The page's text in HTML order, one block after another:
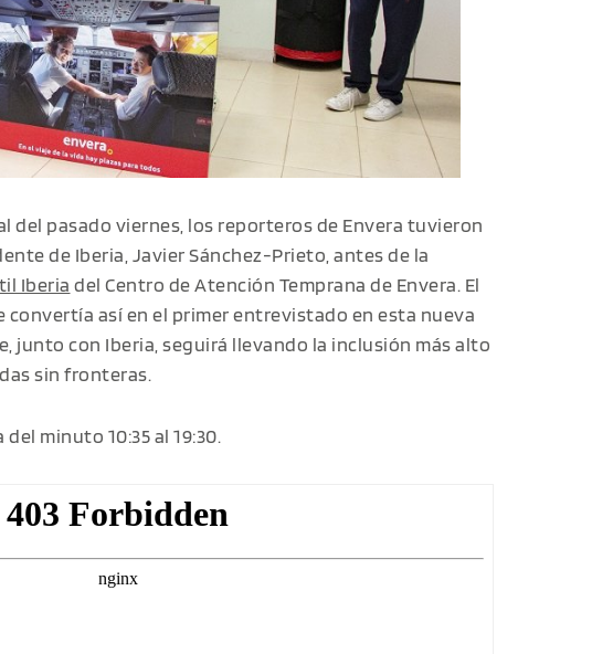
del pasado viernes, los reporteros de Envera tuvieron
de Iberia, Javier Sánchez-Prieto, antes de la
Iberia del Centro de Atención Temprana de Envera. El
convertía así en el primer entrevistado en esta nueva
junto con Iberia, seguirá llevando la inclusión más alto
sin fronteras.
minuto 10:35 al 19:30.